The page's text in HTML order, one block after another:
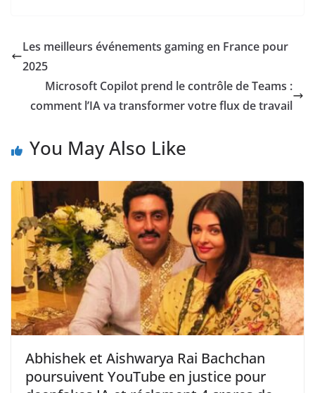
Les meilleurs événements gaming en France pour
2025
Microsoft Copilot prend le contrôle de Teams :
comment l’IA va transformer votre flux de travail
You May Also Like
Abhishek et Aishwarya Rai Bachchan
poursuivent YouTube en justice pour